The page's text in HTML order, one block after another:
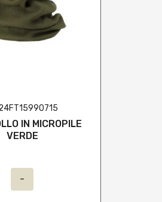
IN MICROPILE
VERDE
-